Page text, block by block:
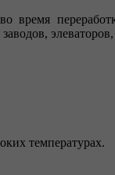
время
температурах.